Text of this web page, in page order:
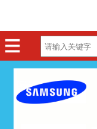
首页
产品展示